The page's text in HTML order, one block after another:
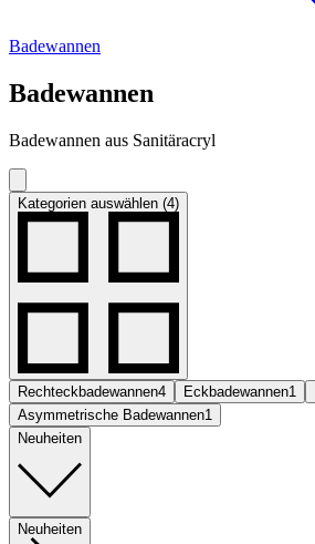
Badewannen
Badewannen
Badewannen aus Sanitäracryl
Kategorien auswählen (4)
Rechteckbadewannen4 Eckbadewannen1
Asymmetrische Badewannen1
Neuheiten
Neuheiten